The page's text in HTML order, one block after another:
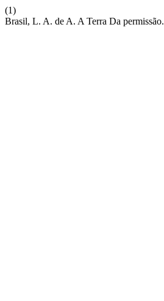
(1)
Brasil, L. A. de A. A Terra Da permissão.